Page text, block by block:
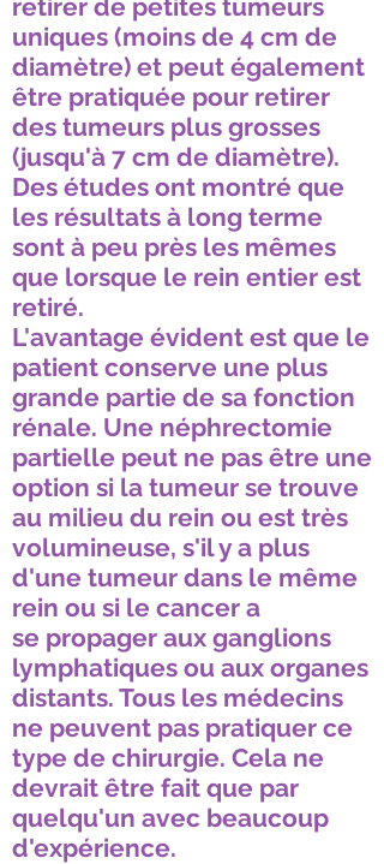
retirer de petites tumeurs
uniques (moins de 4 cm de
diamètre) et peut également
être pratiquée pour retirer
des tumeurs plus grosses
(jusqu'à 7 cm de diamètre).
Des études ont montré que
les résultats à long terme
sont à peu près les mêmes
que lorsque le rein entier est
retiré.
L'avantage évident est que le
patient conserve une plus
grande partie de sa fonction
rénale. Une néphrectomie
partielle peut ne pas être une
option si la tumeur se trouve
au milieu du rein ou est très
volumineuse, s'il y a plus
d'une tumeur dans le même
rein ou si le cancer a
se propager aux ganglions
lymphatiques ou aux organes
distants. Tous les médecins
ne peuvent pas pratiquer ce
type de chirurgie. Cela ne
devrait être fait que par
quelqu'un avec beaucoup
d'expérience.